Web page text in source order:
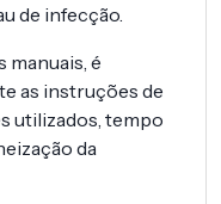
de infecção.
manuais, é
as instruções de
utilizados, tempo
da